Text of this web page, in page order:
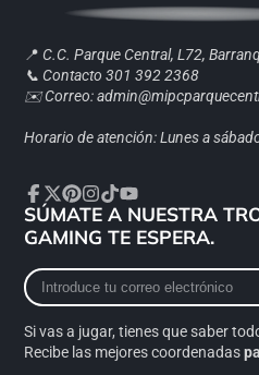
📍 C.C. Parque Central, L72,
📞 Contacto 301 392 2368
✉️ Correo:
Horario de atención: Lunes a
Facebook
Twitter
Pinterest
Instagram
TikTok
YouTube
SÚMATE A NUESTRA
GAMING TE ESPERA.
Introduce
tu
electrónico
Si vas a jugar, tienes que saber
Recibe las mejores coordenadas